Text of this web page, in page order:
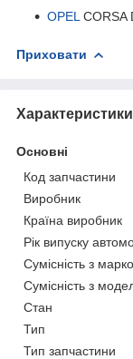
OPEL CORSA
Приховати
Характеристики
Основні
Код запчастини
Виробник
Країна виробник
Рік випуску
Сумісність з
Сумісність з
Стан
Тип
Тип запчастини